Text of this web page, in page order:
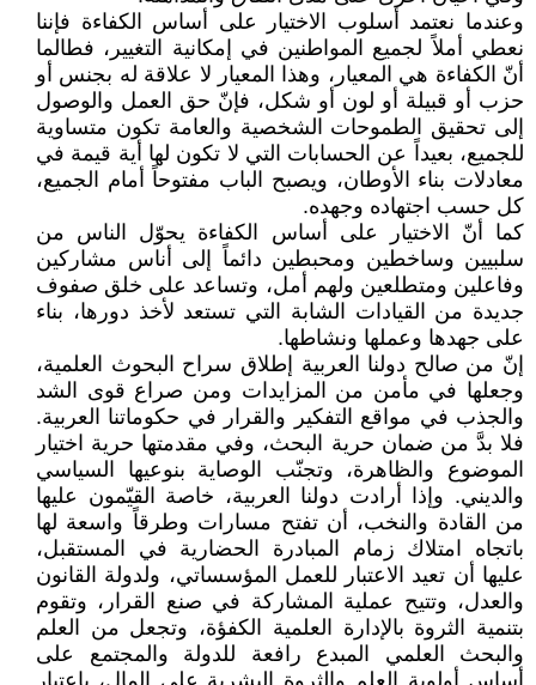
وعندما نعتمد أسلوب الاختيار على أساس الكفاءة فإننا
نعطي أملاً لجميع المواطنين في إمكانية التغيير، فطالما
أنّ الكفاءة هي المعيار، وهذا المعيار لا علاقة له بجنس أو
حزب أو قبيلة أو لون أو شكل، فإنّ حق العمل والوصول
إلى تحقيق الطموحات الشخصية والعامة تكون متساوية
للجميع، بعيداً عن الحسابات التي لا تكون لها أية قيمة في
معادلات بناء الأوطان، ويصبح الباب مفتوحاً أمام الجميع،
كل حسب اجتهاده وجهده.
كما أنّ الاختيار على أساس الكفاءة يحوّل الناس من
سلبيين وساخطين ومحبطين دائماً إلى أناس مشاركين
وفاعلين ومتطلعين ولهم أمل، وتساعد على خلق صفوف
جديدة من القيادات الشابة التي تستعد لأخذ دورها، بناء
على جهدها وعملها ونشاطها.
إنّ من صالح دولنا العربية إطلاق سراح البحوث العلمية،
وجعلها في مأمن من المزايدات ومن صراع قوى الشد
والجذب في مواقع التفكير والقرار في حكوماتنا العربية.
فلا بدَّ من ضمان حرية البحث، وفي مقدمتها حرية اختيار
الموضوع والظاهرة، وتجنّب الوصاية بنوعيها السياسي
والديني. وإذا أرادت دولنا العربية، خاصة القيّمون عليها
من القادة والنخب، أن تفتح مسارات وطرقاً واسعة لها
باتجاه امتلاك زمام المبادرة الحضارية في المستقبل،
عليها أن تعيد الاعتبار للعمل المؤسساتي، ولدولة القانون
والعدل، وتتيح عملية المشاركة في صنع القرار، وتقوم
بتنمية الثروة بالإدارة العلمية الكفؤة، وتجعل من العلم
والبحث العلمي المبدع رافعة للدولة والمجتمع على